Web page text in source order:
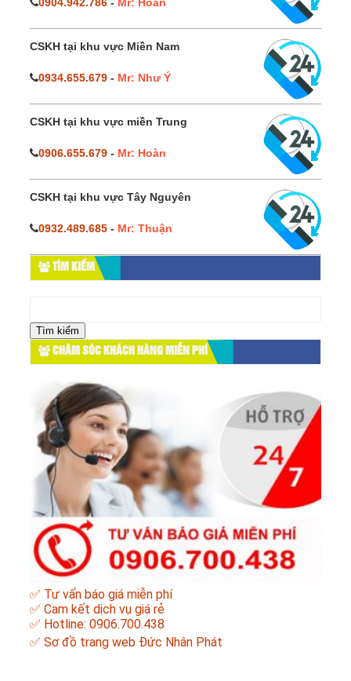
0904.942.786 - Mr: Hoàn
CSKH tại khu vực Miền Nam
0934.655.679 - Mr: Như Ý
CSKH tại khu vực miền Trung
0906.655.679 - Mr: Hoàn
CSKH tại khu vực Tây Nguyên
0932.489.685 - Mr: Thuận
TÌM KIẾM
cho:
CHĂM SÓC KHÁCH HÀNG MIỄN PHÍ
✅ Tư vấn báo giá miễn phí
✅ Cam kết dịch vụ giá rẻ
✅ Hotline: 0906.700.438
✅ Sơ đồ trang web Đức Nhân Phát